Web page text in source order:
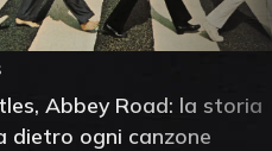
Abbey Road: la storia
dietro ogni canzone